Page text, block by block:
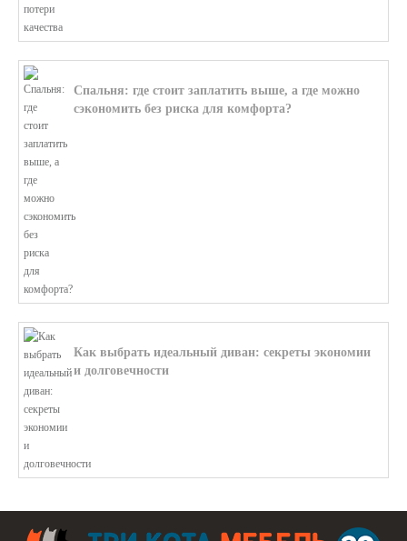
Спальня: где стоит заплатить выше, а где можно
сэкономить без риска для комфорта?
Как выбрать идеальный диван: секреты экономии
и долговечности